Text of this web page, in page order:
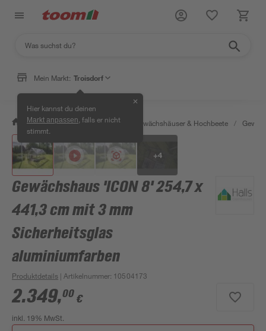
Mein Markt: Troisdorf
Hier kannst du deinen
Markt anpassen , falls er nicht
stimmt.
✕
/ Garten & Freizeit / Anzucht, Gewächshäuser & Hochbeete /
+4
Gewächshaus 'ICON 8' 254,7 x
441,3 cm mit 3 mm
Sicherheitsglas
aluminiumfarben
Produktdetails | Artikelnummer: 10504173
2.349,00 €
inkl. 19% MwSt.